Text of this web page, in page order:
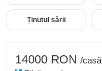
Ținutul sării
14000 RON /casă